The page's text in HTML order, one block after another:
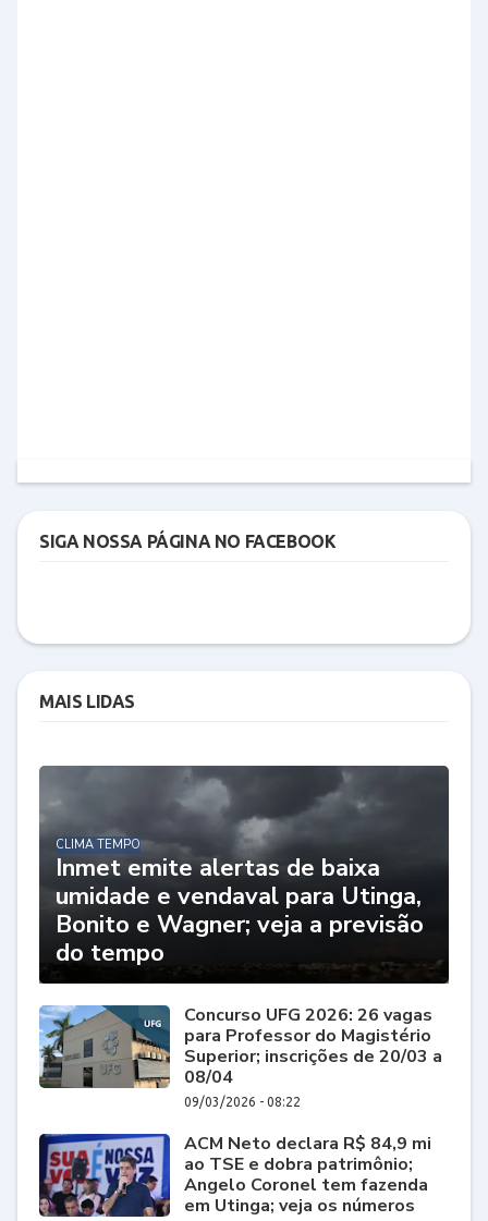
SIGA NOSSA PÁGINA NO FACEBOOK
MAIS LIDAS
CLIMA TEMPO
Inmet emite alertas de baixa
umidade e vendaval para Utinga,
Bonito e Wagner; veja a previsão
do tempo
Concurso UFG 2026: 26 vagas
para Professor do Magistério
Superior; inscrições de 20/03 a
08/04
09/03/2026 - 08:22
ACM Neto declara R$ 84,9 mi
ao TSE e dobra patrimônio;
Angelo Coronel tem fazenda
em Utinga; veja os números